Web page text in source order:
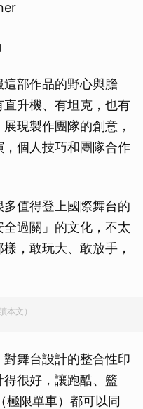
部作品的野心與膽
升機、有坦克，也有
現製作團隊的創意，
，個人技巧和團隊合作
值得登上國際舞台的
過關」的文化，不太
，敢玩大、敢放手，
本文）
舞台設計的整合性印
很好，讓跑酷、籃
極限單車）都可以同